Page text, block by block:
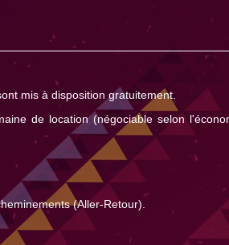
mis à disposition gratuitement.
de location (négociable selon
(Aller-Retour).